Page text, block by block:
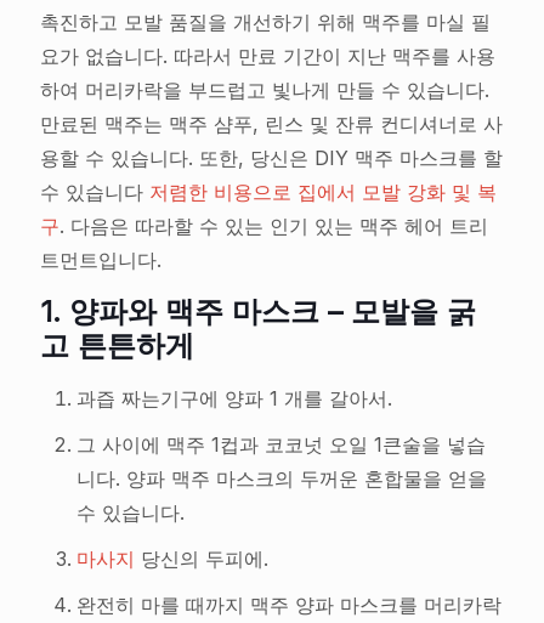
촉진하고 모발 품질을 개선하기 위해 맥주를 마실 필
요가 없습니다. 따라서 만료 기간이 지난 맥주를 사용
하여 머리카락을 부드럽고 빛나게 만들 수 있습니다.
만료된 맥주는 맥주 샴푸, 린스 및 잔류 컨디셔너로 사
용할 수 있습니다. 또한, 당신은 DIY 맥주 마스크를 할
수 있습니다 저렴한 비용으로 집에서 모발 강화 및 복
구. 다음은 따라할 수 있는 인기 있는 맥주 헤어 트리
트먼트입니다.
1. 양파와 맥주 마스크 – 모발을 굵
고 튼튼하게
과즙 짜는기구에 양파 1 개를 갈아서.
그 사이에 맥주 1컵과 코코넛 오일 1큰술을 넣습
니다. 양파 맥주 마스크의 두꺼운 혼합물을 얻을
수 있습니다.
마사지 당신의 두피에.
완전히 마를 때까지 맥주 양파 마스크를 머리카락